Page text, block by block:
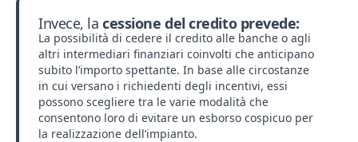
Invece, lacessione del credito prevede:
La possibilità di cedere il credito alle banche o agli
altri intermediari finanziari coinvolti che anticipano
subito l’importo spettante. In base alle circostanze
in cui versano i richiedenti degli incentivi, essi
possono scegliere tra le varie modalità che
consentono loro di evitare un esborso cospicuo per
la realizzazione dell’impianto.